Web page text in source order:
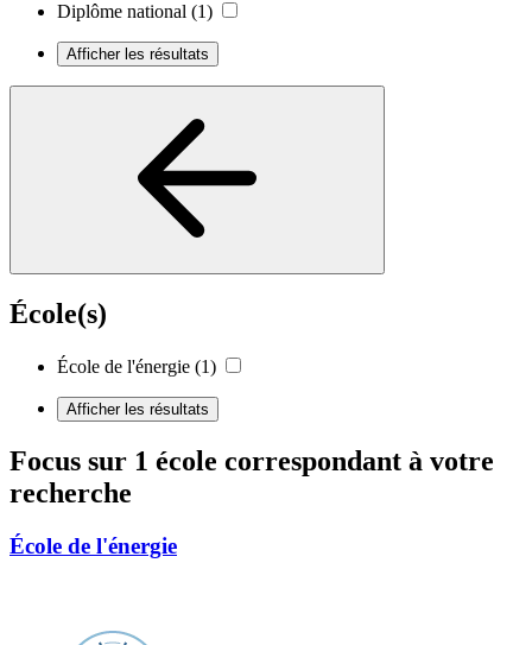
Diplôme national (1)
Afficher les résultats
École(s)
École de l'énergie (1)
Afficher les résultats
Focus sur 1 école correspondant à votre
recherche
École de l'énergie